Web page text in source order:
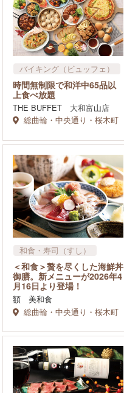
バイキング（ビュッフェ）
時間無制限で和洋中65品以
上食べ放題
THE BUFFET 大和富山店
総曲輪・中央通り・桜木町
和食・寿司（すし）
飲食店
＜和食＞贅を尽くした海鮮丼
御膳。新メニューが2026年4
月16日より登場！
額 美和食
総曲輪・中央通り・桜木町